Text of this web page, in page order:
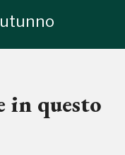
in questo